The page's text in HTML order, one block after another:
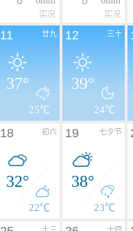
实况 实况
廿九
11
37°
25℃
三十
12
39°
24℃
初六
18
32°
22℃
七夕节
19
38°
23℃